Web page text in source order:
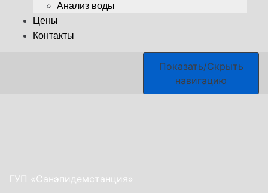
Анализ воды
Цены
Контакты
Показать/Скрыть
навигацию
ГУП «Санэпидемстанция»